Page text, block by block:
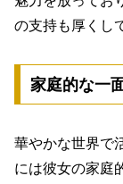
の支持も厚くし
家庭的な一
華やかな世界で
には彼女の家庭